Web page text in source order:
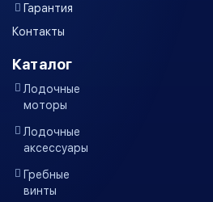
Гарантия
Контакты
Каталог
Лодочные
моторы
Лодочные
аксессуары
Гребные
винты